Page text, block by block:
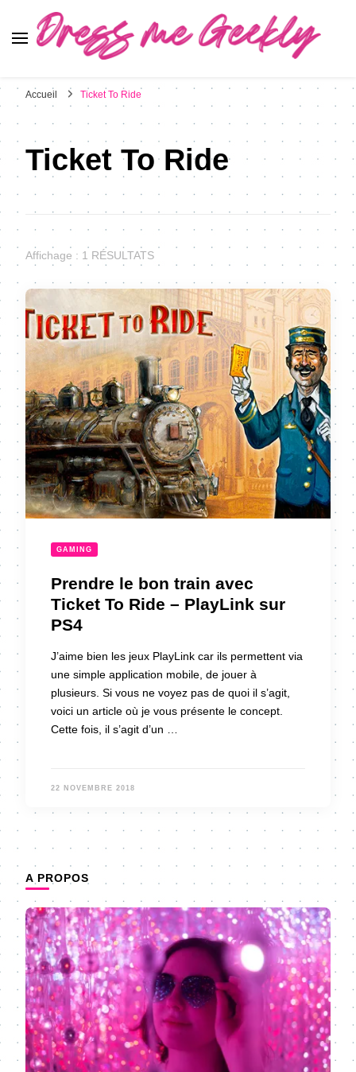
Accueil Ticket To Ride
Ticket To Ride
Affichage : 1 RÉSULTATS
GAMING
Prendre le bon train avec
Ticket To Ride – PlayLink sur
PS4
J’aime bien les jeux PlayLink car ils permettent via
une simple application mobile, de jouer à
plusieurs. Si vous ne voyez pas de quoi il s’agit,
voici un article où je vous présente le concept.
Cette fois, il s’agit d’un …
22 NOVEMBRE 2018
A PROPOS